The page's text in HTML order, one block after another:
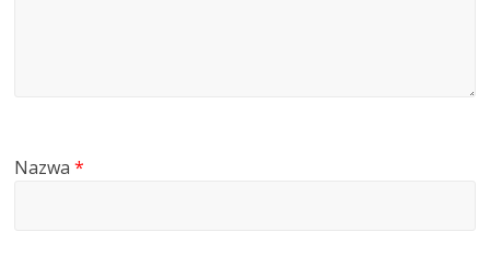
Nazwa*